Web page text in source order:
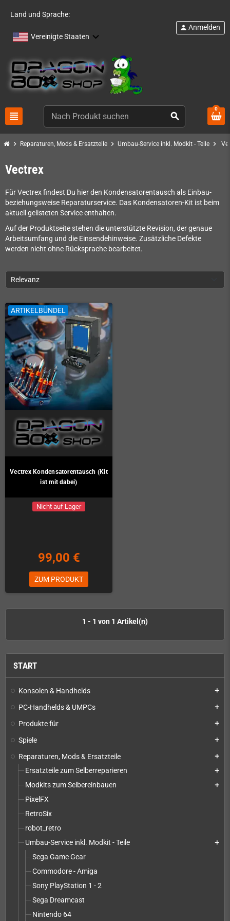
Land und Sprache:
Vereinigte Staaten
view_headline search
person Anmelden
0
chevron_right Reparaturen, Mods & Ersatzteile chevron_right Umbau-Service inkl. Modkit - Teile chevron_right
START
Konsolen & Handhelds add
PC-Handhelds & UMPCs add
Produkte für add
Spiele add
Reparaturen, Mods & Ersatzteile add
Ersatzteile zum Selberreparieren add
Modkits zum Selbereinbauen add
PixelFX
RetroSix
robot_retro
Umbau-Service inkl. Modkit - Teile
add
Sega Game Gear
Commodore - Amiga
Sony PlayStation 1 - 2
Sega Dreamcast
Nintendo 64
Vectrex
Für Vectrex findest Du hier den Kondensatorentausch als Einbau-
beziehungsweise Reparaturservice. Das Kondensatoren-Kit ist beim
aktuell gelisteten Service enthalten.
Auf der Produktseite stehen die unterstützte Revision, der genaue
Arbeitsumfang und die Einsendehinweise. Zusätzliche Defekte
werden nicht ohne Rücksprache bearbeitet.
Relevanz
ARTIKELBÜNDEL
Vectrex Kondensatorentausch (Kit
ist mit dabei)
Nicht auf Lager
99,00 €
ZUM PRODUKT
1 - 1 von 1 Artikel(n)